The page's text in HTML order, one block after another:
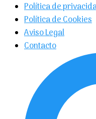
Política de
Política de Cookies
Aviso Legal
Contacto